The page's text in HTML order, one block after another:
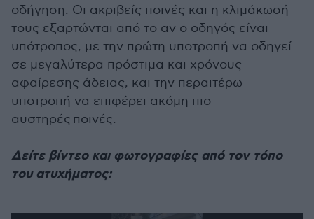
οδήγηση. Οι ακριβείς ποινές και η κλιμάκωσή
τους εξαρτώνται από το αν ο οδηγός είναι
υπότροπος, με την πρώτη υποτροπή να οδηγεί
σε μεγαλύτερα πρόστιμα και χρόνους
αφαίρεσης άδειας, και την περαιτέρω
υποτροπή να επιφέρει ακόμη πιο
αυστηρές ποινές.
Δείτε βίντεο και φωτογραφίες από τον τόπο
του ατυχήματος: